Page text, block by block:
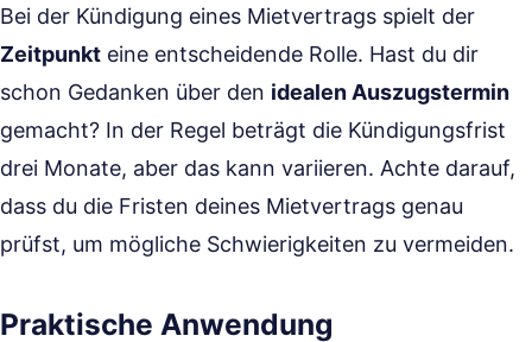
Bei der Kündigung eines Mietvertrags spielt der
Zeitpunkt eine entscheidende Rolle. Hast du dir
schon Gedanken über den idealen Auszugstermin
gemacht? In der Regel beträgt die Kündigungsfrist
drei Monate, aber das kann variieren. Achte darauf,
dass du die Fristen deines Mietvertrags genau
prüfst, um mögliche Schwierigkeiten zu vermeiden.
Praktische Anwendung